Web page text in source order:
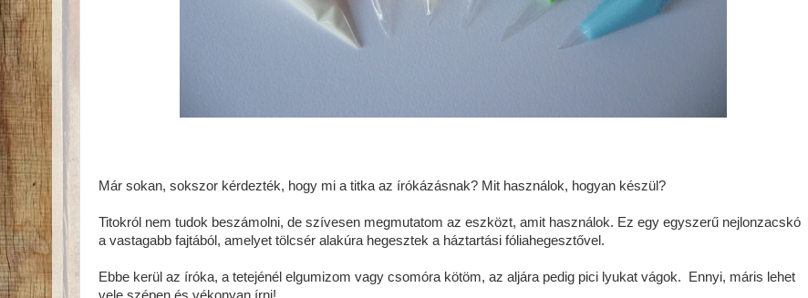
Már sokan, sokszor kérdezték, hogy mi a titka az írókázásnak? Mit használok, hogyan készül?
Titokról nem tudok beszámolni, de szívesen megmutatom az eszközt, amit használok. Ez egy egyszerű nejlonzacskó
a vastagabb fajtából, amelyet tölcsér alakúra hegesztek a háztartási fóliahegesztővel.
Ebbe kerül az íróka, a tetejénél elgumizom vagy csomóra kötöm, az aljára pedig pici lyukat vágok. Ennyi, máris lehet